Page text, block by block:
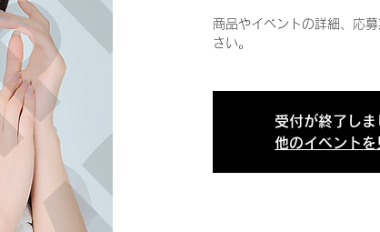
商品やイベントの詳細、応
さい。
受付が終了しま
他のイベントを